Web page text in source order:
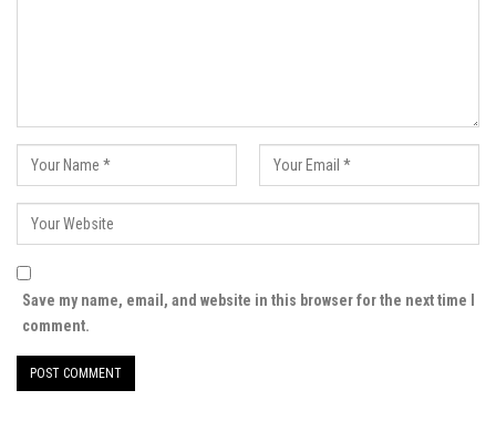
Save my name, email, and website in this browser for the next time I
comment.